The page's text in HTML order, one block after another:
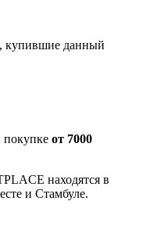
купившие данный
покупке от 7000
находятся в
и Стамбуле.